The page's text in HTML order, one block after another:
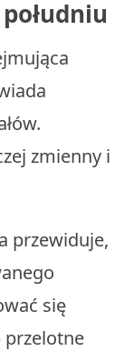
zmienny i
przewiduje,
się
przelotne